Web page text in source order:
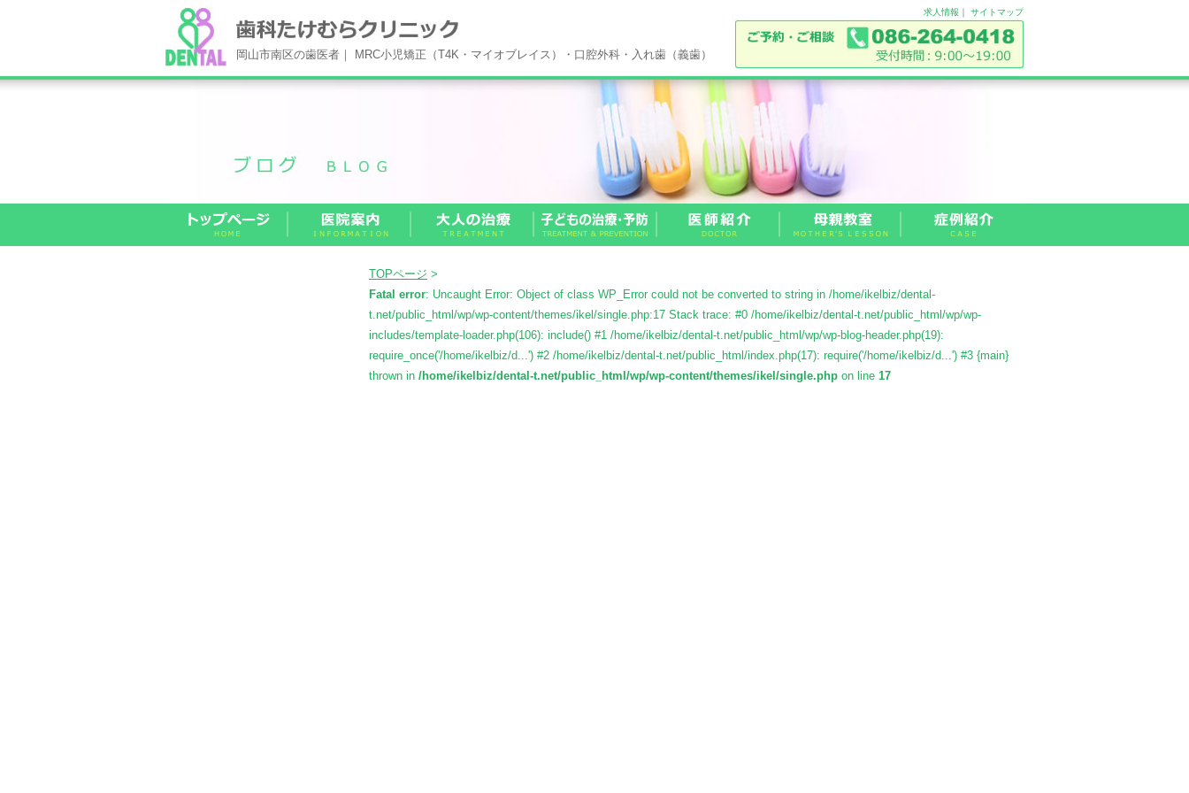
岡山市南区の歯医者｜ MRC小児矯正（T4K・マイオブレイス）・口腔外科・入れ歯（義歯）
求人情報 ｜ サイトマップ
TOPページ >
Fatal error: Uncaught Error: Object of class WP_Error could not be converted to string in /home/ikelbiz/dental-
t.net/public_html/wp/wp-content/themes/ikel/single.php:17 Stack trace: #0 /home/ikelbiz/dental-t.net/public_html/wp/wp-
includes/template-loader.php(106): include() #1 /home/ikelbiz/dental-t.net/public_html/wp/wp-blog-header.php(19):
require_once('/home/ikelbiz/d...') #2 /home/ikelbiz/dental-t.net/public_html/index.php(17): require('/home/ikelbiz/d...') #3 {main}
thrown in /home/ikelbiz/dental-t.net/public_html/wp/wp-content/themes/ikel/single.php on line 17